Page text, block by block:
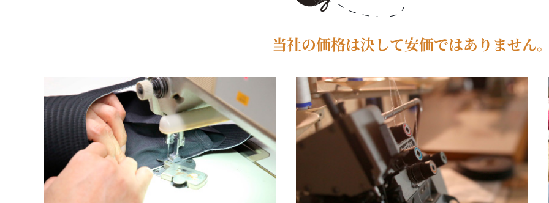
当社の価格は決して安価ではありません